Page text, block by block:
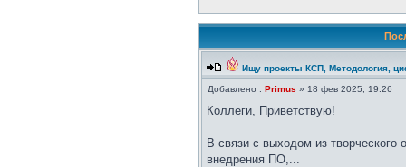
Ищу проекты КСП, Методология,
Добавлено : Primus » 18 фев 2025, 19:26
Коллеги, Приветствую!
В связи с выходом из
внедрения ПО,...